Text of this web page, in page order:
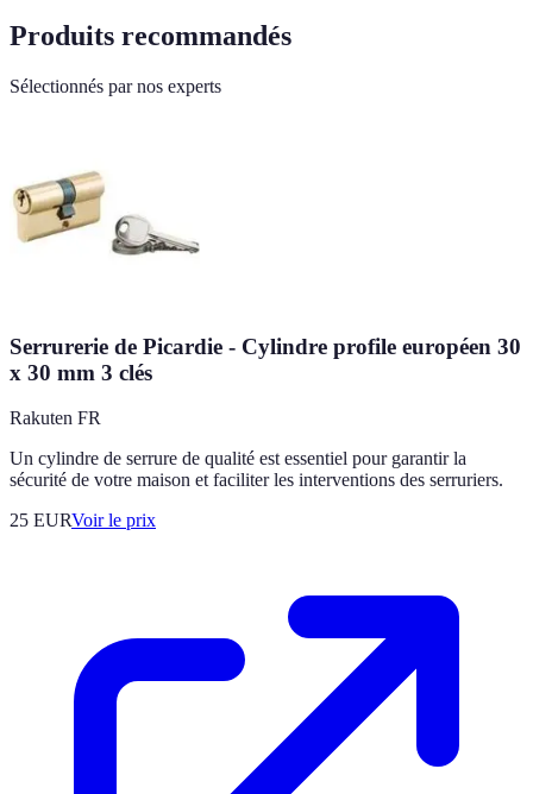
Produits recommandés
Sélectionnés par nos experts
Serrurerie de Picardie - Cylindre profile européen 30
x 30 mm 3 clés
Rakuten FR
Un cylindre de serrure de qualité est essentiel pour garantir la
sécurité de votre maison et faciliter les interventions des serruriers.
25 EURVoir le prix